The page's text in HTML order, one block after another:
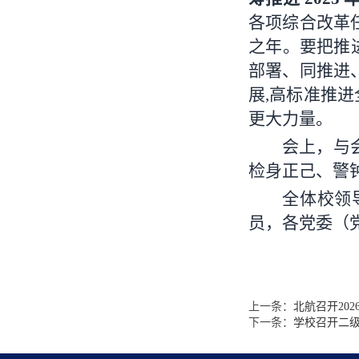
各项综合改革
之年。要把推
部署、同推进
展,高标准推
更大力量。
会上，与
检身正己、警
全体校领
员，各党委（
上一条： 北航召开
下一条： 学校召开二